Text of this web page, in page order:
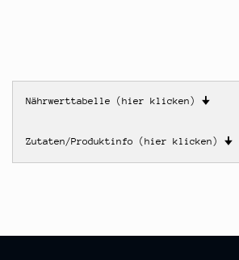
Nährwerttabelle (hier klicken) 🠋
Zutaten/Produktinfo (hier klicken) 🠋